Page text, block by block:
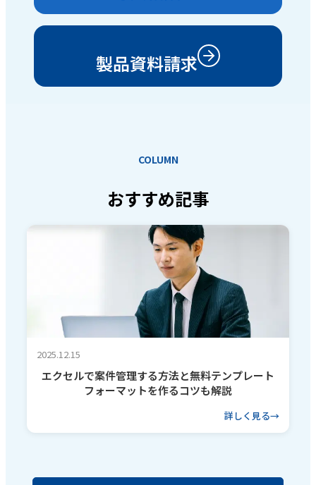
製品資料請求
COLUMN
おすすめ記事
2025.12.15
エクセルで案件管理する方法と無料テンプレート
フォーマットを作るコツも解説
詳しく見る